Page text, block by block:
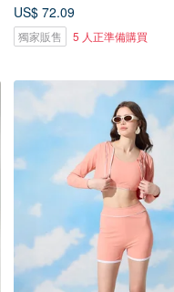
US$ 72.09
獨家販售 5 人正準備購買